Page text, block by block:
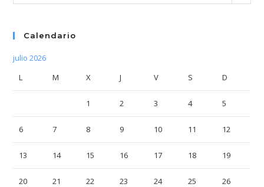
Calendario
julio 2026
L
M X J V S D
1 2 3 4 5
6 7 8 9 10 11 12
13 14 15 16 17 18 19
20 21 22 23 24 25 26